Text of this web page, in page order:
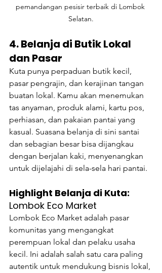
pemandangan pesisir terbaik di Lombok
Selatan.
4. Belanja di Butik Lokal
dan Pasar
Kuta punya perpaduan butik kecil,
pasar pengrajin, dan kerajinan tangan
buatan lokal. Kamu akan menemukan
tas anyaman, produk alami, kartu pos,
perhiasan, dan pakaian pantai yang
kasual. Suasana belanja di sini santai
dan sebagian besar bisa dijangkau
dengan berjalan kaki, menyenangkan
untuk dijelajahi di sela-sela hari pantai.
Highlight Belanja di Kuta:
Lombok Eco Market
Lombok Eco Market adalah pasar
komunitas yang mengangkat
perempuan lokal dan pelaku usaha
kecil. Ini adalah salah satu cara paling
autentik untuk mendukung bisnis lokal,